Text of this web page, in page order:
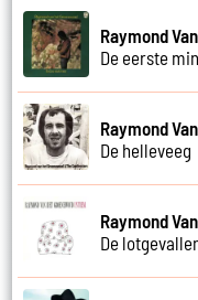
Raymond
De eerste
Raymond
De helleveeg
Raymond
De